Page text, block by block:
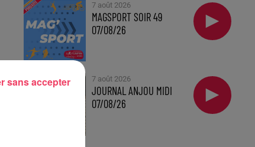
7 août 2026
MAGSPORT SOIR 49
07/08/26
7 août 2026
JOURNAL ANJOU MIDI
07/08/26
sans accepter